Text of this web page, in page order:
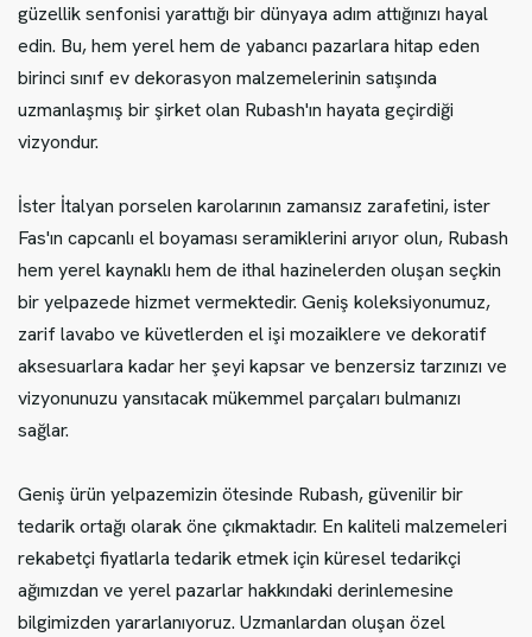
güzellik senfonisi yarattığı bir dünyaya adım attığınızı hayal
edin. Bu, hem yerel hem de yabancı pazarlara hitap eden
birinci sınıf ev dekorasyon malzemelerinin satışında
uzmanlaşmış bir şirket olan Rubash'ın hayata geçirdiği
vizyondur.
İster İtalyan porselen karolarının zamansız zarafetini, ister
Fas'ın capcanlı el boyaması seramiklerini arıyor olun, Rubash
hem yerel kaynaklı hem de ithal hazinelerden oluşan seçkin
bir yelpazede hizmet vermektedir. Geniş koleksiyonumuz,
zarif lavabo ve küvetlerden el işi mozaiklere ve dekoratif
aksesuarlara kadar her şeyi kapsar ve benzersiz tarzınızı ve
vizyonunuzu yansıtacak mükemmel parçaları bulmanızı
sağlar.
Geniş ürün yelpazemizin ötesinde Rubash, güvenilir bir
tedarik ortağı olarak öne çıkmaktadır. En kaliteli malzemeleri
rekabetçi fiyatlarla tedarik etmek için küresel tedarikçi
ağımızdan ve yerel pazarlar hakkındaki derinlemesine
bilgimizden yararlanıyoruz. Uzmanlardan oluşan özel